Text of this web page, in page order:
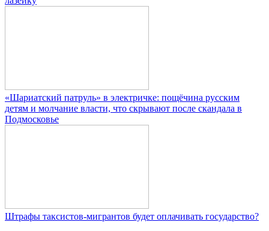
«Шариатский патруль» в электричке: пощёчина русским
детям и молчание власти, что скрывают после скандала в
Подмосковье
Штрафы таксистов-мигрантов будет оплачивать государство?